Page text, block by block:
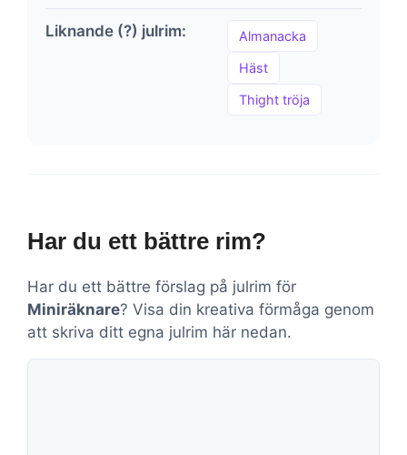
Liknande (?) julrim: Almanacka
Häst
Thight tröja
Har du ett bättre rim?
Har du ett bättre förslag på julrim för
Miniräknare? Visa din kreativa förmåga genom
att skriva ditt egna julrim här nedan.
Kommentar